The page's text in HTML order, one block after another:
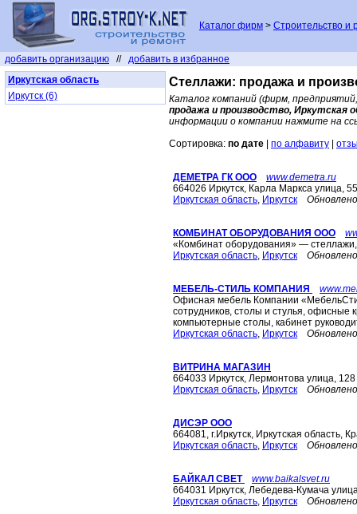
Каталог фирм > Строительство и
добавить организацию // добавить в избранное
Иркутская область
Иркутск (6)
Стеллажи: продажа и
Каталог компаний (фирм,
продажа и производство, Иркутская
информации о компании нажмите на
Сортировка: по дате по алфавиту
ДЕМЕТРА ГК ООО
www.demetra.ru
664026 Иркутск, Карла Маркса улица, 55
Иркутская область, Иркутск
КОМБИНАТ ОБОРУДОВАНИЯ ООО
«Комбинат оборудования» —
Иркутская область, Иркутск
МЕБЕЛЬ-СТИЛЬ КОМПАНИЯ
Офисная мебель Компании
сотрудников, столы и стулья, офисные
компьютерные столы, кабинет
Иркутская область, Иркутск
ВИТРИНА МАГАЗИН
664033 Иркутск, Лермонтова улица, 128
Иркутская область, Иркутск
ДИСЭР ООО
664081, г.Иркутск, Иркутская область,
Иркутская область, Иркутск
БАЙКАЛ CВЕТ
www.baikalsvet.ru
664031 Иркутск, Лебедева-Кумача
Иркутская область, Иркутск